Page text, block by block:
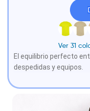
Ver 31
El equilibrio perfecto
despedidas y equipos.